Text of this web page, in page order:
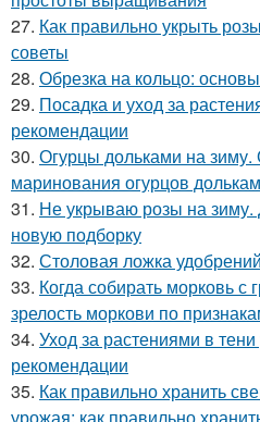
27. Как правильно укрыть
советы
28. Обрезка на кольцо:
29. Посадка и уход за
рекомендации
30. Огурцы дольками на зиму.
маринования огурцов
31. Не укрываю розы на зиму.
новую подборку
32. Столовая ложка
33. Когда собирать морковь с
зрелость моркови по
34. Уход за растениями в
рекомендации
35. Как правильно хранить